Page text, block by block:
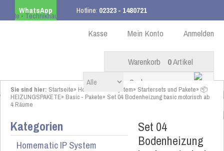
WhatsApp Hotline: 02323 - 1480721
ab 99,00 € innerhalb DE Anmelden
Mein Konto
Kasse
Warenkorb 0Artikel
Sie sind hier: Startseite» Homematic IP System» Startersets und Pakete» 📦
HEIZUNGSPAKETE» Basic - Pakete» Set 04 Bodenheizung basic motorisch ab
4 Räume
Kategorien
Homematic IP System
Set 04
Bodenheizung